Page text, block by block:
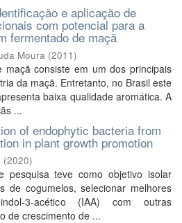
e aplicação de
com potencial para a
fermentado de maçã
Moura (2011)
maçã consiste em um dos principais
da maçã. Entretanto, no Brasil este
baixa qualidade aromática. A
...
of endophytic bacteria from
in plant growth promotion
(2020)
pesquisa teve como objetivo isolar
de cogumelos, selecionar melhores
3-acético (IAA) com outras
de crescimento de ...